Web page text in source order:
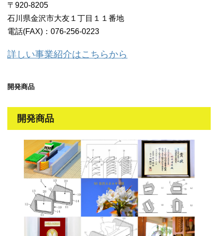
〒920-8205
石川県金沢市大友１丁目１１番地
電話(FAX)：076-256-0223
詳しい事業紹介はこちらから
開発商品
開発商品